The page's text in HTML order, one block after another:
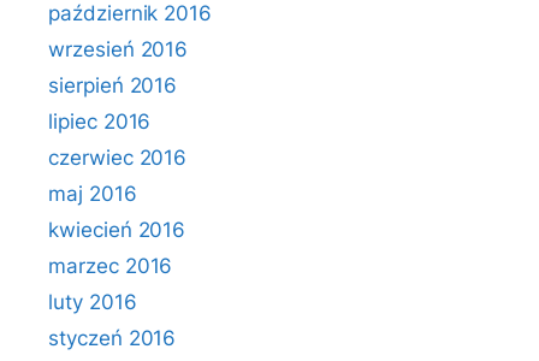
październik 2016
wrzesień 2016
sierpień 2016
lipiec 2016
czerwiec 2016
maj 2016
kwiecień 2016
marzec 2016
luty 2016
styczeń 2016